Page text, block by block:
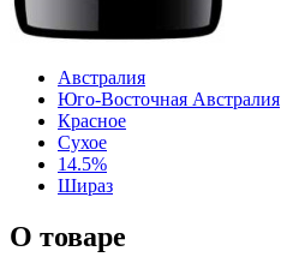
Австралия
Юго-Восточная Австралия
Красное
Сухое
14.5%
Шираз
О товаре